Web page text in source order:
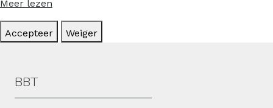
Meer lezen
Accepteer Weiger
Hoofdmenu
BBT